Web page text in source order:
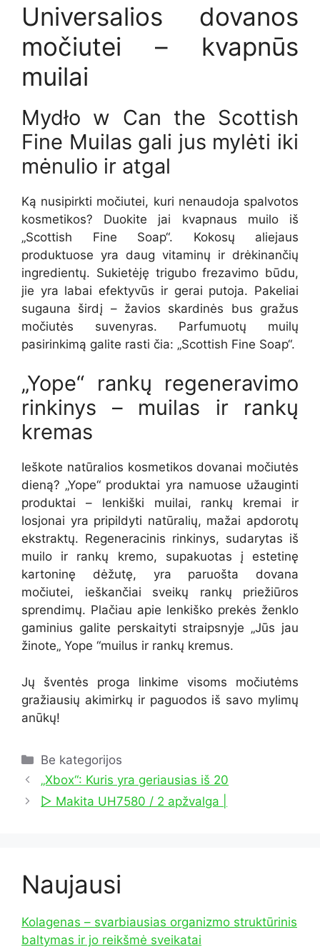
Universalios dovanos
močiutei – kvapnūs
muilai
Mydło w Can the Scottish
Fine Muilas gali jus mylėti iki
mėnulio ir atgal
Ką nusipirkti močiutei, kuri nenaudoja spalvotos
kosmetikos? Duokite jai kvapnaus muilo iš
„Scottish Fine Soap“. Kokosų aliejaus
produktuose yra daug vitaminų ir drėkinančių
ingredientų. Sukietėję trigubo frezavimo būdu,
jie yra labai efektyvūs ir gerai putoja. Pakeliai
sugauna širdį – žavios skardinės bus gražus
močiutės suvenyras. Parfumuotų muilų
pasirinkimą galite rasti čia: „Scottish Fine Soap“.
„Yope“ rankų regeneravimo
rinkinys – muilas ir rankų
kremas
Ieškote natūralios kosmetikos dovanai močiutės
dieną? „Yope“ produktai yra namuose užauginti
produktai – lenkiški muilai, rankų kremai ir
losjonai yra pripildyti natūralių, mažai apdorotų
ekstraktų. Regeneracinis rinkinys, sudarytas iš
muilo ir rankų kremo, supakuotas į estetinę
kartoninę dėžutę, yra paruošta dovana
močiutei, ieškančiai sveikų rankų priežiūros
sprendimų. Plačiau apie lenkiško prekės ženklo
gaminius galite perskaityti straipsnyje „Jūs jau
žinote„ Yope “muilus ir rankų kremus.
Jų šventės proga linkime visoms močiutėms
gražiausių akimirkų ir paguodos iš savo mylimų
anūkų!
Kategorijos
Be kategorijos
„Xbox“: Kuris yra geriausias iš 20
▷ Makita UH7580 / 2 apžvalga |
Naujausi
Kolagenas – svarbiausias organizmo struktūrinis
baltymas ir jo reikšmė sveikatai